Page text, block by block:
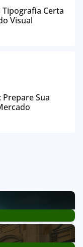
Tipografia Certa
Visual
Sua